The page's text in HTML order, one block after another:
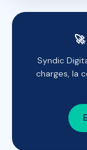
Syndic
charges, la